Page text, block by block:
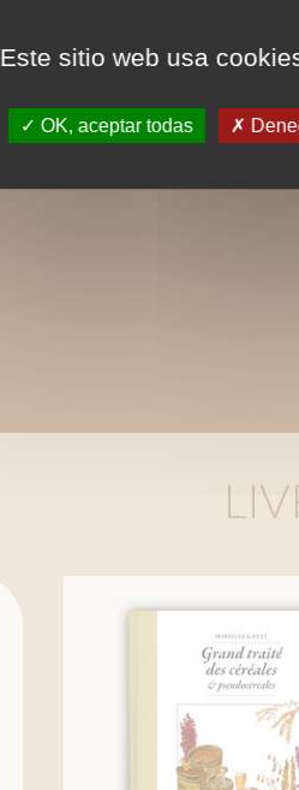
Este sitio web usa
OK, aceptar todas